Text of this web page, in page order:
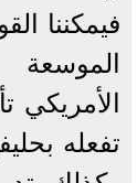
فيمكننا
الأمريكي
تفعله